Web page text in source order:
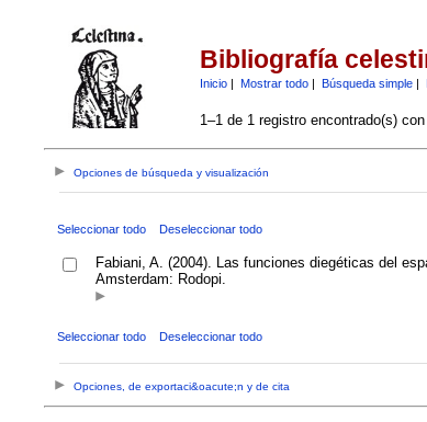
Bibliografía
Inicio| Mostrar todo| Búsqueda simple|
1–1 de 1 registro encontrado(s)
Opciones de búsqueda y visualización
Seleccionar todo Deseleccionar todo
Fabiani, A. (2004). Las funciones diegéticas del
Amsterdam: Rodopi.
Seleccionar todo Deseleccionar todo
Opciones, de exportaci&oacute;n y de cita